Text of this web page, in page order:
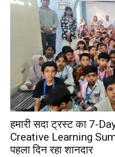
हमारी सदा ट्रस्ट का 7-
Creative Learning
पहला दिन रहा शानदार